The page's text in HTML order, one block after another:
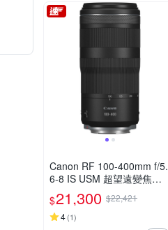
Canon RF 100-400mm f/5.
6-8 IS USM 超望遠變焦鏡
頭 (公司貨)
$21,300 $22,421
4(1)